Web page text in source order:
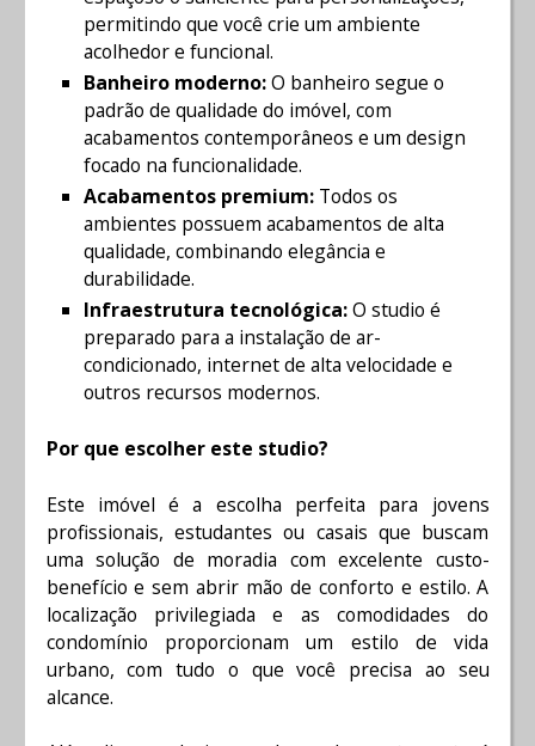
permitindo que você crie um ambiente
acolhedor e funcional.
Banheiro moderno:O banheiro segue o
padrão de qualidade do imóvel, com
acabamentos contemporâneos e um design
focado na funcionalidade.
Acabamentos premium: Todos os
ambientes possuem acabamentos de alta
qualidade, combinando elegância e
durabilidade.
Infraestrutura tecnológica:O studio é
preparado para a instalação de ar-
condicionado, internet de alta velocidade e
outros recursos modernos.
Por que escolher este studio?
Este imóvel é a escolha perfeita para jovens
profissionais, estudantes ou casais que buscam
uma solução de moradia com excelente custo-
benefício e sem abrir mão de conforto e estilo. A
localização privilegiada e as comodidades do
condomínio proporcionam um estilo de vida
urbano, com tudo o que você precisa ao seu
alcance.